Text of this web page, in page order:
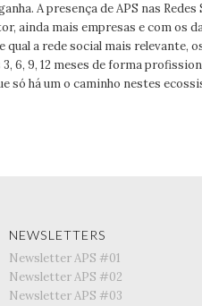
A presença de APS nas
ainda mais empresas e com os
qual a rede social mais relevante,
9, 12 meses de forma
só há um o caminho nestes
NEWSLETTERS
Newsletter APS #01
Newsletter APS #02
Newsletter APS #03